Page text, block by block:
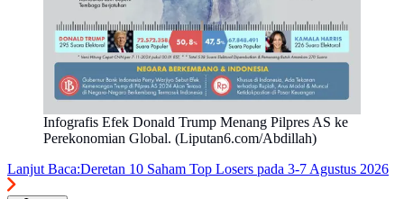
Infografis Efek Donald Trump Menang Pilpres AS ke
Perekonomian Global. (Liputan6.com/Abdillah)
Lanjut Baca:Deretan 10 Saham Top Losers pada 3-7 Agustus 2026